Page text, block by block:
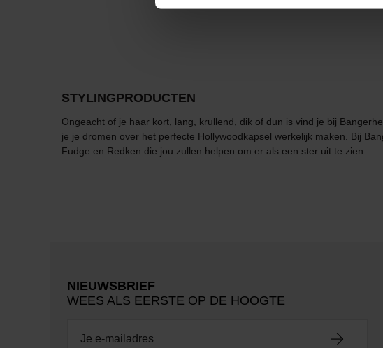
STYLINGPRODUCTEN
Ongeacht of je haar kort, lang, krullend, dik of dun is vind je bij
je je dromen over het perfecte Hollywoodkapsel werkelijk maken. Bij
Fudge en Redken die jou zullen helpen om er als een ster uit te zien.
NIEUWSBRIEF
WEES ALS EERSTE OP DE HOOGTE